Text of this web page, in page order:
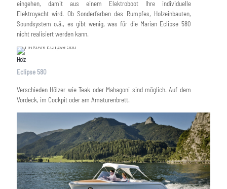
eingehen, damit aus einem Elektroboot Ihre individuelle
Elektroyacht wird. Ob Sonderfarben des Rumpfes, Holzeinbauten,
Soundsystem o.ä., es gibt wenig, was für die Marian Eclipse 580
nicht realisiert werden kann.
Holz
Eclipse 580
Verschieden Hölzer wie Teak oder Mahagoni sind möglich. Auf dem
Vordeck, im Cockpit oder am Amaturenbrett.